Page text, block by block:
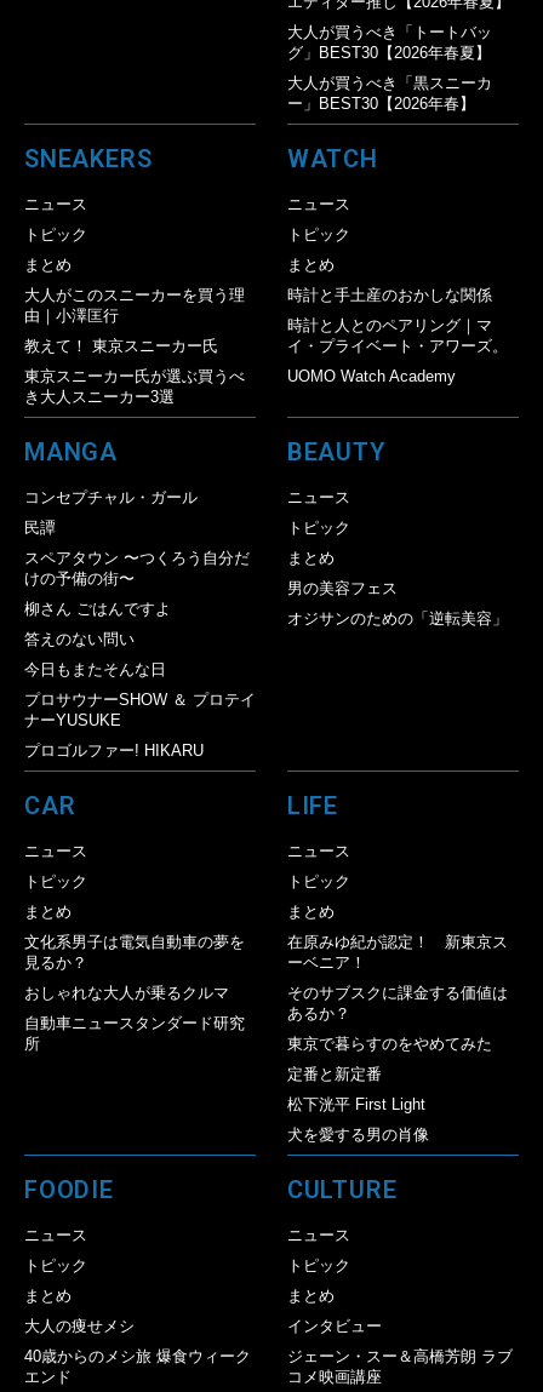
大人が買うべき「トートバッ
グ」BEST30【2026年春夏】
大人が買うべき「黒スニーカ
ー」BEST30【2026年春】
SNEAKERS
ニュース
トピック
まとめ
大人がこのスニーカーを買う理
由｜小澤匡行
教えて！ 東京スニーカー氏
東京スニーカー氏が選ぶ買うべ
き大人スニーカー3選
WATCH
ニュース
トピック
まとめ
時計と手土産のおかしな関係
時計と人とのペアリング｜マ
イ・プライベート・アワーズ。
UOMO Watch Academy
MANGA
コンセプチャル・ガール
民譚
スペアタウン 〜つくろう自分だ
けの予備の街〜
柳さん ごはんですよ
答えのない問い
今日もまたそんな日
プロサウナーSHOW ＆ プロテイ
ナーYUSUKE
プロゴルファー! HIKARU
BEAUTY
ニュース
トピック
まとめ
男の美容フェス
オジサンのための「逆転美容」
CAR
ニュース
トピック
まとめ
文化系男子は電気自動車の夢を
見るか？
おしゃれな大人が乗るクルマ
自動車ニュースタンダード研究
所
LIFE
ニュース
トピック
まとめ
在原みゆ紀が認定！ 新東京ス
ーベニア！
そのサブスクに課金する価値は
あるか？
東京で暮らすのをやめてみた
定番と新定番
松下洸平 First Light
犬を愛する男の肖像
FOODIE
ニュース
トピック
まとめ
大人の痩せメシ
40歳からのメシ旅 爆食ウィーク
エンド
CULTURE
ニュース
トピック
まとめ
インタビュー
ジェーン・スー＆高橋芳朗 ラブ
コメ映画講座